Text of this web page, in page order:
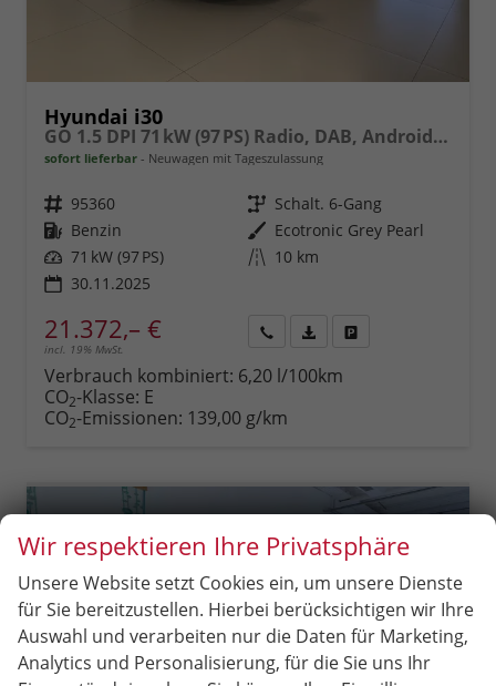
Hyundai i30
GO 1.5 DPI 71 kW (97 PS) Radio, DAB, Android Auto, Apple CarPlay, Navigationssystem, Bluetooth, Klimaanlage, Lenkradheizung, Sitzheizung, Rückfahrkamera, Einparkhilfe vorne und hinten, 16 Zoll Leichtmetallfelgen, uvm.
sofort lieferbar Neuwagen mit Tageszulassung
Fahrzeugnr. 95360 Getriebe Schalt. 6-Gang
Kraftstoff Benzin Außenfarbe Ecotronic Grey Pearl
Leistung 71 kW (97 PS) Kilometerstand 10 km
30.11.2025
21.372,– €
incl. 19% MwSt.
anfordern
Datei,
Verbrauch kombiniert: 6,20 l/100km
CO2-Klasse: E
CO2-Emissionen: 139,00 g/km
Wir respektieren Ihre Privatsphäre
Unsere Website setzt Cookies ein, um unsere Dienste
für Sie bereitzustellen. Hierbei berücksichtigen wir Ihre
Auswahl und verarbeiten nur die Daten für Marketing,
Analytics und Personalisierung, für die Sie uns Ihr